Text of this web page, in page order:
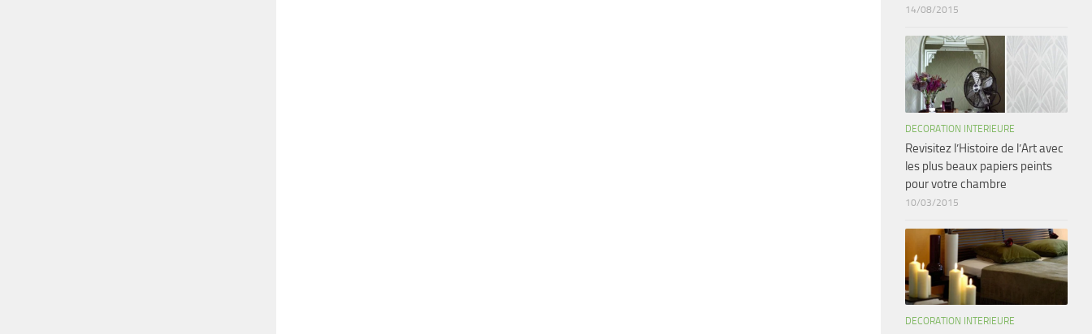
14/08/2015
DECORATION INTERIEURE
Revisitez l’Histoire de l’Art avec
les plus beaux papiers peints
pour votre chambre
10/03/2015
DECORATION INTERIEURE